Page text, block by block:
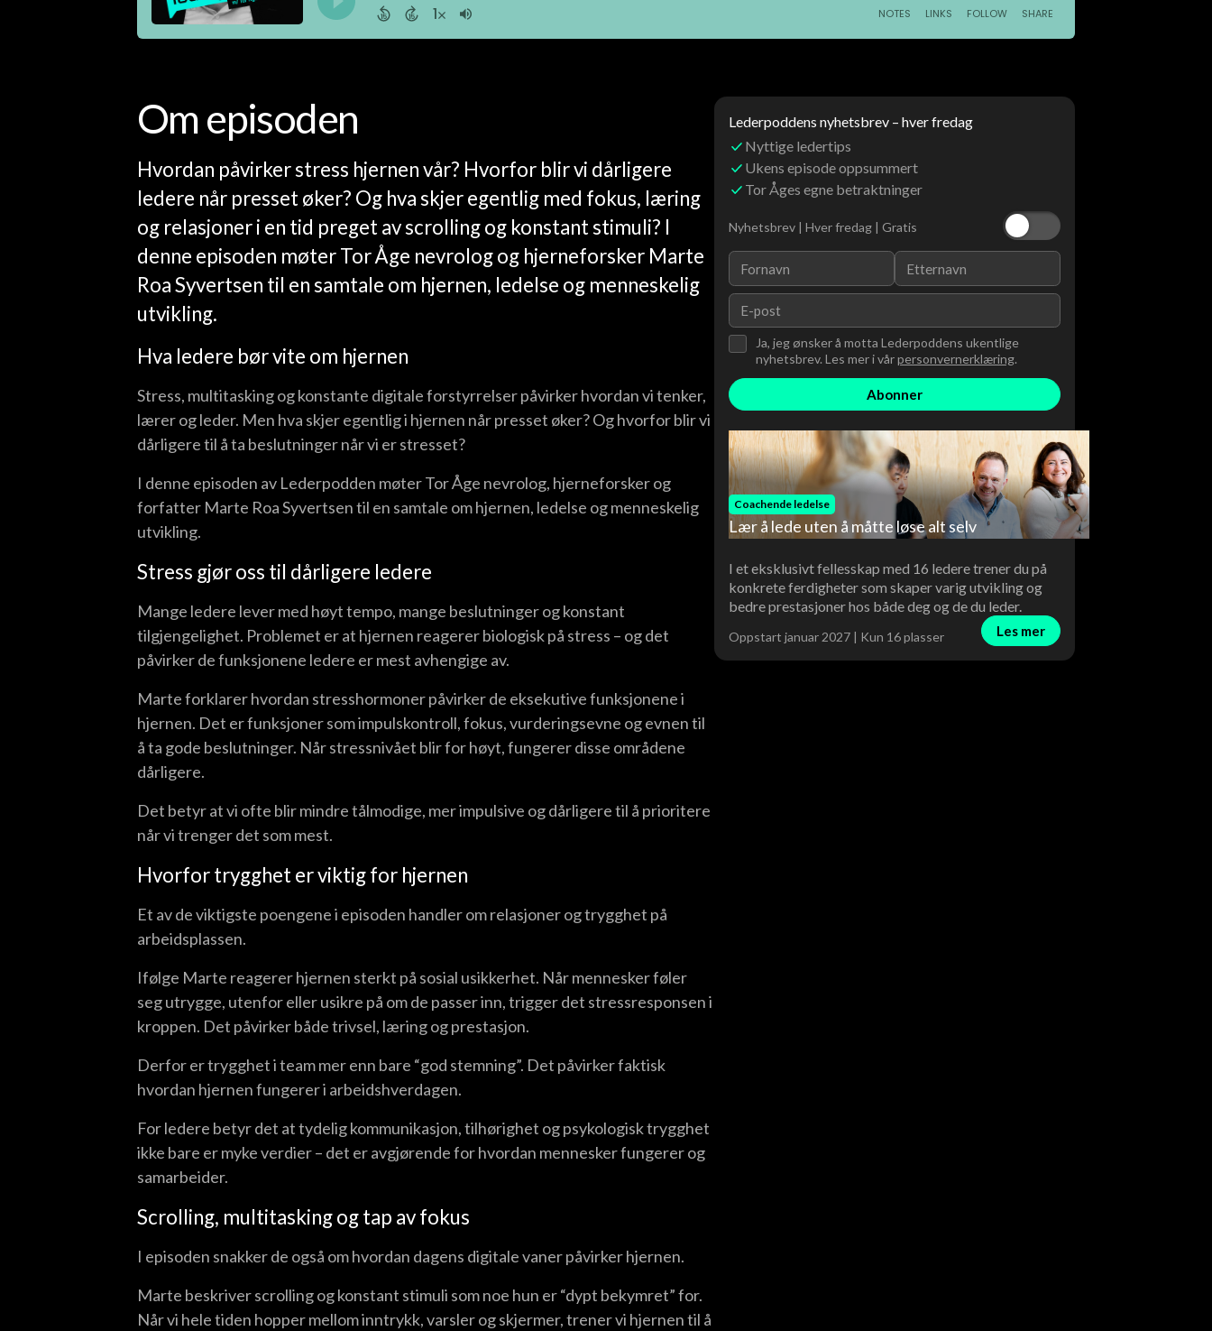
Om episoden
Hvordan påvirker stress hjernen vår? Hvorfor blir vi dårligere
ledere når presset øker? Og hva skjer egentlig med fokus, læring
og relasjoner i en tid preget av scrolling og konstant stimuli? I
denne episoden møter Tor Åge nevrolog og hjerneforsker Marte
Roa Syvertsen til en samtale om hjernen, ledelse og menneskelig
utvikling.
Hva ledere bør vite om hjernen
Stress, multitasking og konstante digitale forstyrrelser påvirker hvordan vi tenker,
lærer og leder. Men hva skjer egentlig i hjernen når presset øker? Og hvorfor blir vi
dårligere til å ta beslutninger når vi er stresset?
I denne episoden av Lederpodden møter Tor Åge nevrolog, hjerneforsker og
forfatter Marte Roa Syvertsen til en samtale om hjernen, ledelse og menneskelig
utvikling.
Stress gjør oss til dårligere ledere
Mange ledere lever med høyt tempo, mange beslutninger og konstant
tilgjengelighet. Problemet er at hjernen reagerer biologisk på stress – og det
påvirker de funksjonene ledere er mest avhengige av.
Marte forklarer hvordan stresshormoner påvirker de eksekutive funksjonene i
hjernen. Det er funksjoner som impulskontroll, fokus, vurderingsevne og evnen til
å ta gode beslutninger. Når stressnivået blir for høyt, fungerer disse områdene
dårligere.
Det betyr at vi ofte blir mindre tålmodige, mer impulsive og dårligere til å prioritere
når vi trenger det som mest.
Hvorfor trygghet er viktig for hjernen
Et av de viktigste poengene i episoden handler om relasjoner og trygghet på
arbeidsplassen.
Ifølge Marte reagerer hjernen sterkt på sosial usikkerhet. Når mennesker føler
seg utrygge, utenfor eller usikre på om de passer inn, trigger det stressresponsen i
kroppen. Det påvirker både trivsel, læring og prestasjon.
Derfor er trygghet i team mer enn bare “god stemning”. Det påvirker faktisk
hvordan hjernen fungerer i arbeidshverdagen.
For ledere betyr det at tydelig kommunikasjon, tilhørighet og psykologisk trygghet
ikke bare er myke verdier – det er avgjørende for hvordan mennesker fungerer og
samarbeider.
Scrolling, multitasking og tap av fokus
I episoden snakker de også om hvordan dagens digitale vaner påvirker hjernen.
Marte beskriver scrolling og konstant stimuli som noe hun er “dypt bekymret” for.
Når vi hele tiden hopper mellom inntrykk, varsler og skjermer, trener vi hjernen til å
Lederpoddens nyhetsbrev – hver fredag
Nyttige ledertips
Ukens episode oppsummert
Tor Åges egne betraktninger
Nyhetsbrev | Hver fredag | Gratis
Ja, jeg ønsker å motta Lederpoddens ukentlige
nyhetsbrev. Les mer i vårpersonvernerklæring.
Coachende ledelse
Lær å lede uten å måtte løse alt selv
I et eksklusivt fellesskap med 16 ledere trener du på
konkrete ferdigheter som skaper varig utvikling og
bedre prestasjoner hos både deg og de du leder.
Oppstart januar 2027 | Kun 16 plasser Les mer